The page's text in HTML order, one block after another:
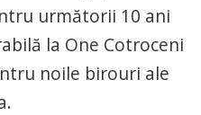
următorii 10 ani
la One Cotroceni
noile birouri ale